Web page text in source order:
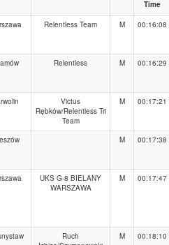
Time
Relentless Team M 00:16:08
Relentless M 00:16:29
Victus
Rębków/Relentless Tri
Team
M 00:17:21
M 00:17:38
UKS G-8 BIELANY
WARSZAWA
M 00:17:47
Ruch
M 00:18:10